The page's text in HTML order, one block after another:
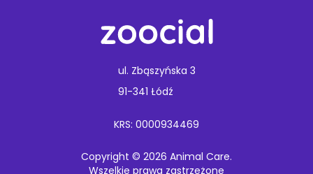
ul. Zbąszyńska 3
91-341 Łódź
KRS: 0000934469
Copyright © 2026 Animal Care.
Wszelkie prawa zastrzeżone